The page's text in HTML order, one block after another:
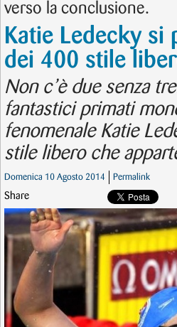
verso la conclusione.
Katie Ledecky
dei 400 stile
Non c’è due senza
fantastici primati
fenomenale Katie
stile libero che
Domenica 10 Agosto 2014 Permalink
Share